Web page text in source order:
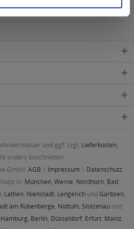
und ggf. zzgl. Lieferkosten,
anders beschrieben
GmbH: AGB | Impressum | Datenschutz
in: München, Werne, Nordhorn, Bad
, Lathen, Nienstädt, Lengerichund Garbsen,
am Rübenberge, Nottuln, Stolzenau und
Hamburg, Berlin, Düsseldorf, Erfurt, Mainz